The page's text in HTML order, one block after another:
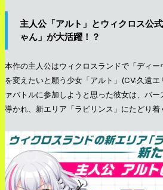
主人公「アルト」とウィクロス公
ゃん」が大活躍！？
本作の主人公はウィクロスランドで「ディ
を変えたいと願う少女「アルト」(CV:久遠
ァバトルに参加しようと思った彼女は、バ
導かれ、新エリア「ラビリンス」にたどり着